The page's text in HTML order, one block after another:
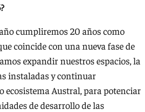
cumpliremos 20 años como
coincide con una nueva fase de
expandir nuestros espacios, la
instaladas y continuar
ecosistema Austral, para potenciar
de desarrollo de las